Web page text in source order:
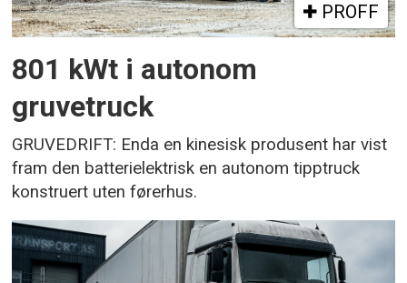
PROFF
801 kWt i autonom
gruvetruck
GRUVEDRIFT: Enda en kinesisk produsent har vist
fram den batterielektrisk en autonom tipptruck
konstruert uten førerhus.